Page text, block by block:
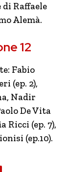
di Raffaele
Alemà.
12
Fabio
(ep. 2),
Nadir
De Vita
Ricci (ep. 7),
(ep.10).